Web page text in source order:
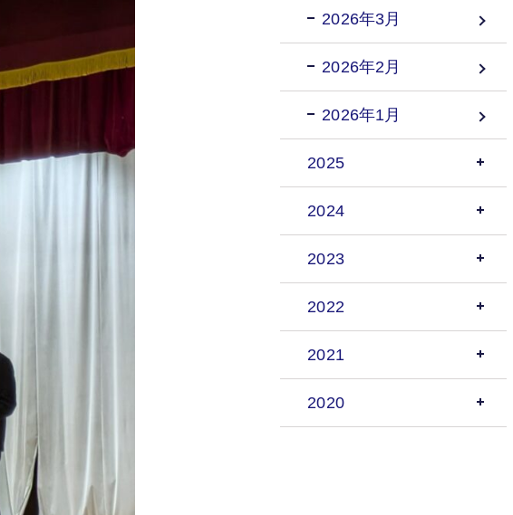
2026年3月
2026年2月
2026年1月
2025
2024
2023
2022
2021
2020